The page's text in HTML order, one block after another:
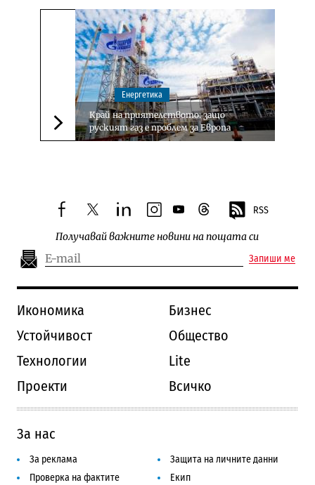
Следваща новина
Енергетика
Край на приятелството: защо
руският газ е проблем за Европа
facebooktwitterlinkedininstagram
youtubethreads RSS
Получавай важните новини на пощата си
Запиши ме
Икономика
Бизнес
Устойчивост
Общество
Технологии
Lite
Проекти
Всичко
За нас
За реклама
Защита на личните данни
Проверка на фактите
Екип